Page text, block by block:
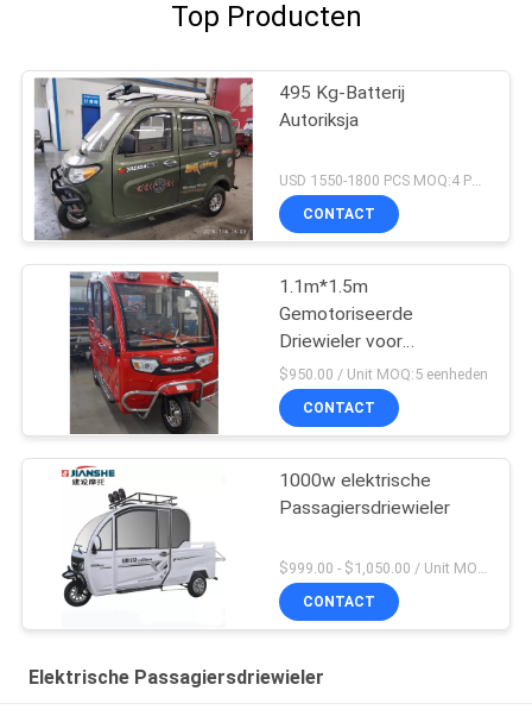
Top Producten
495 Kg-Batterij
Autoriksja
USD 1550-1800 PCS MOQ:4 PCs
CONTACT
1.1m*1.5m
Gemotoriseerde
Driewieler voor
Volwassenen
$950.00 / Unit MOQ:5 eenheden
CONTACT
1000w elektrische
Passagiersdriewieler
CONTACT
Elektrische Passagiersdriewieler